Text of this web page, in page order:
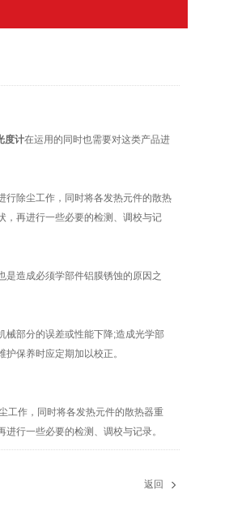
度计在运用的同时也需要对这类产品进
除尘工作，同时将各发热元件的散热
，再进行一些必要的检测、调校与记
造成必须学部件铝膜锈蚀的原因之
部分的误差或性能下降;造成光学部
保养时应定期加以校正。
作，同时将各发热元件的散热器重
行一些必要的检测、调校与记录。
返回